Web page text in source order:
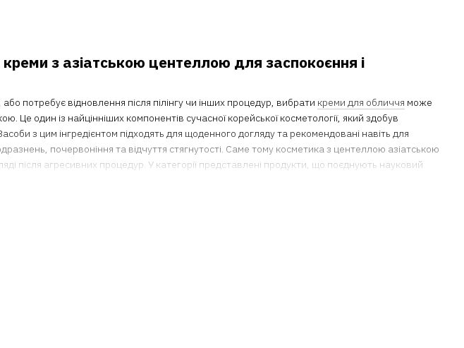
з азіатською центеллою для заспокоєння і
потребує відновлення після пілінгу чи інших процедур, вибрати креми для обличчя може
Це один із найцінніших компонентів сучасної корейської косметології, який здобув
з цим інгредієнтом підходять для щоденного догляду та рекомендовані навіть для
почервоніння та відчуття стягнутості. Саме тому косметика з центеллою азіатською
після агресивних процедур. У категорії представлені продукти, що поєднують науковий